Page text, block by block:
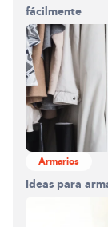
fácilmente
Armarios
Ideas para